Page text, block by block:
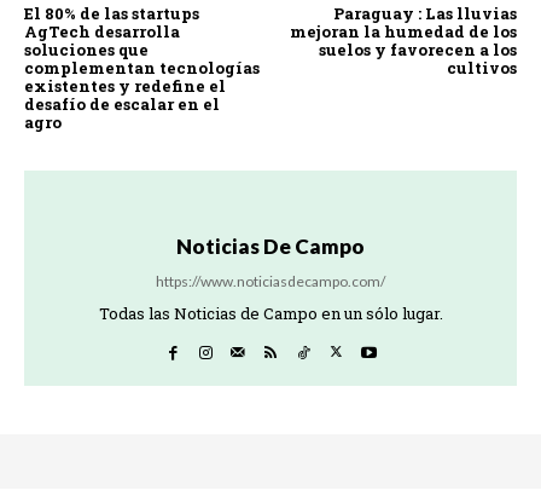
El 80% de las startups
AgTech desarrolla
soluciones que
complementan tecnologías
existentes y redefine el
desafío de escalar en el
agro
Paraguay : Las lluvias
mejoran la humedad de los
suelos y favorecen a los
cultivos
Noticias De Campo
https://www.noticiasdecampo.com/
Todas las Noticias de Campo en un sólo lugar.